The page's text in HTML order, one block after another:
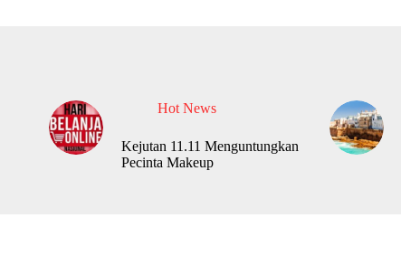
Hot News
Kejutan 11.11 Menguntungkan
Pecinta Makeup